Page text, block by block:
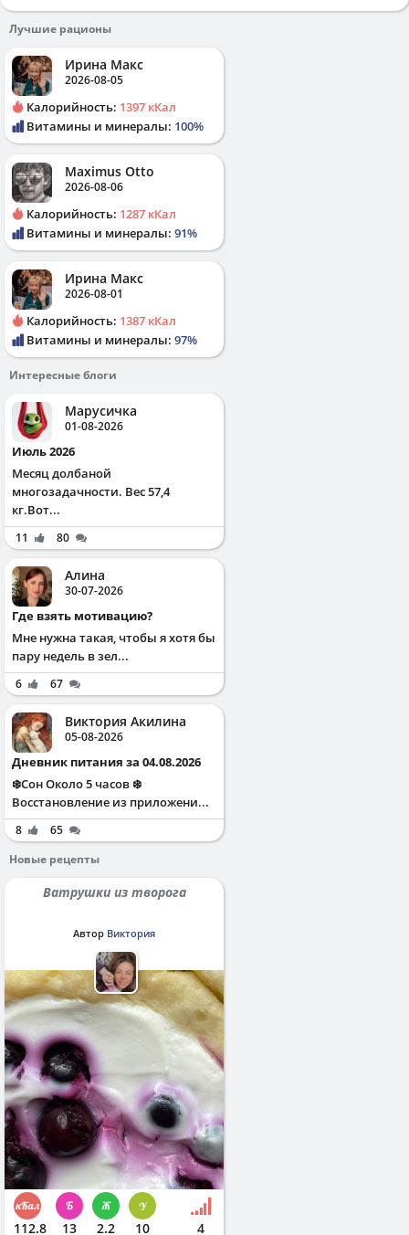
Лучшие рационы
Ирина Макс
2026-08-05
Калорийность: 1397 кКал
Витамины и минералы: 100%
Maximus Otto
2026-08-06
Калорийность: 1287 кКал
Витамины и минералы: 91%
Ирина Макс
2026-08-01
Калорийность: 1387 кКал
Витамины и минералы: 97%
Интересные блоги
Марусичка
01-08-2026
Июль 2026
Месяц долбаной
многозадачности. Вес 57,4
кг.Вот...
11 80
Алина
30-07-2026
Где взять мотивацию?
Мне нужна такая, чтобы я хотя бы
пару недель в зел...
6 67
Виктория Акилина
05-08-2026
Дневник питания за 04.08.2026
❄️Сон Около 5 часов ❄️
Восстановление из приложени...
8
65
Новые рецепты
Ватрушки из творога
Автор Виктория
112.8 13 2.2 10 4